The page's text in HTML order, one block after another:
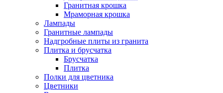
Гранитная крошка
Мраморная крошка
Лампады
Гранитные лампады
Надгробные плиты из гранита
Плитка и брусчатка
Брусчатка
Плитка
Полки для цветника
Цветники